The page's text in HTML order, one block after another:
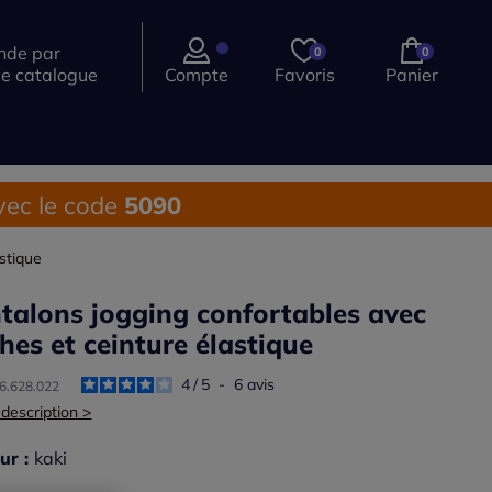
par
catalogue
Compte
0
Favoris
0
Panier
le code 5090
jogging confortables avec
et ceinture élastique
4/ 5 - 6avis
>
: kaki